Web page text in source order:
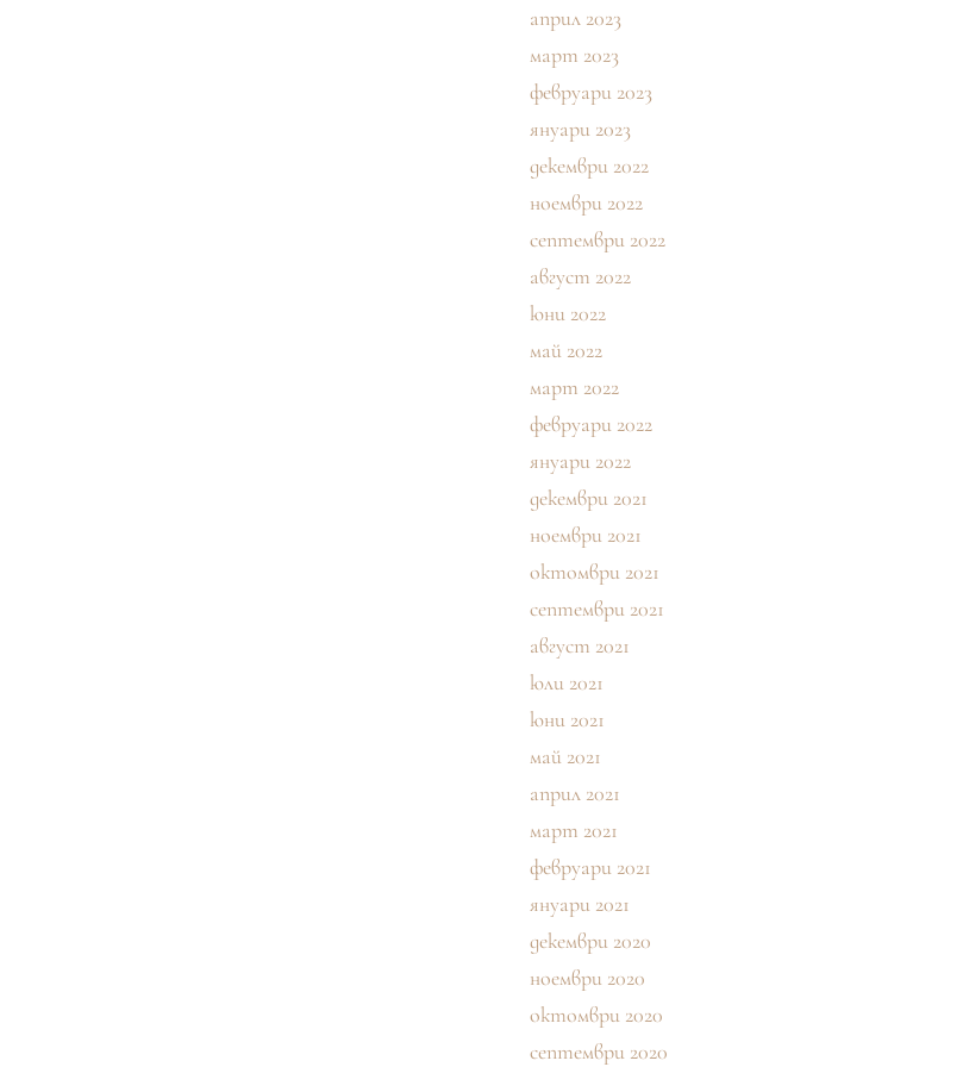
април 2023
март 2023
февруари 2023
януари 2023
декември 2022
ноември 2022
септември 2022
август 2022
юни 2022
май 2022
март 2022
февруари 2022
януари 2022
декември 2021
ноември 2021
октомври 2021
септември 2021
август 2021
юли 2021
юни 2021
май 2021
април 2021
март 2021
февруари 2021
януари 2021
декември 2020
ноември 2020
октомври 2020
септември 2020